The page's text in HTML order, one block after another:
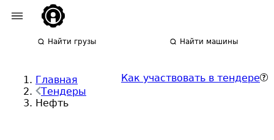
Найти грузы Найти машины
Главная
Тендеры
Нефть
Как участвовать в тендере